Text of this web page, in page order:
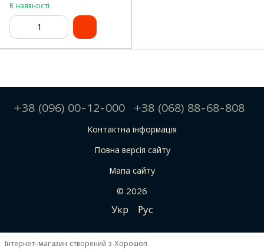
В наявності
+38 (096) 00-12-000 +38 (068) 88-68-808
Контактна інформація
Повна версія сайту
Мапа сайту
© 2026
Укр Рус
Інтернет-магазин створений з Хорошоп